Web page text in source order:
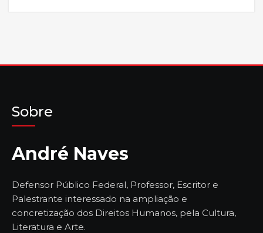
Sobre
André Naves
Defensor Público Federal, Professor, Escritor e
Palestrante interessado na ampliação e
concretização dos Direitos Humanos, pela Cultura,
Literatura e Arte.